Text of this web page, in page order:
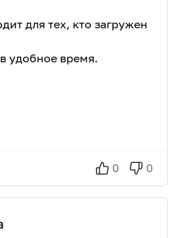
для тех, кто загружен
удобное время.
0 0